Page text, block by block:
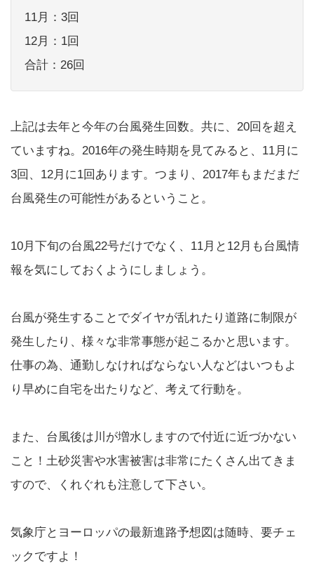
10月下旬の台風22号だけでなく、11月と12月も台風情
報を気にしておくようにしましょう。
発生したり、様々な非常事態が起こるかと思います。
仕事の為、通勤しなければならない人などはいつもよ
また、台風後は川が増水しますので付近に近づかない
こと！土砂災害や水害被害は非常にたくさん出てきま
すので、くれぐれも注意して下さい。
気象庁とヨーロッパの最新進路予想図は随時、要チェ
ックですよ！